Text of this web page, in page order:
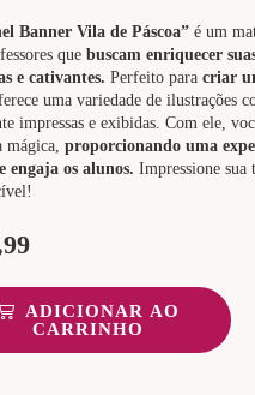
Banner Vila de Páscoa” é um
quebuscam enriquecer
e cativantes. Perfeito para criar
uma variedade de ilustrações
impressas e exibidas. Com ele,
mágica,proporcionando uma
engaja os alunos. Impressione sua
ADICIONAR AO
CARRINHO